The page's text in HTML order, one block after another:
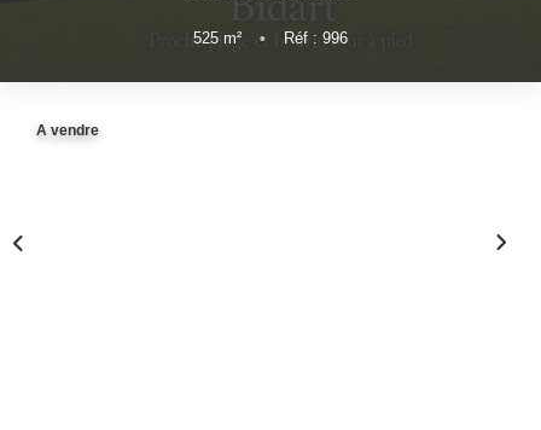
ACTUALITÉS
525 m² • Réf : 996
A vendre